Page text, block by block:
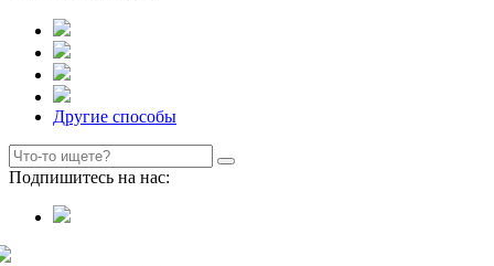
Другие способы
Подпишитесь на нас: